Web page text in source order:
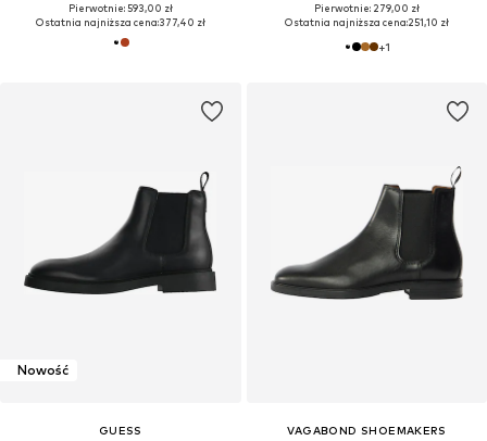
Pierwotnie: 593,00 zł
Ostatnia najniższa cena:377,40 zł
Pierwotnie: 279,00 zł
Ostatnia najniższa cena:251,10 zł
+1
Nowość
GUESS
VAGABOND SHOEMAKERS